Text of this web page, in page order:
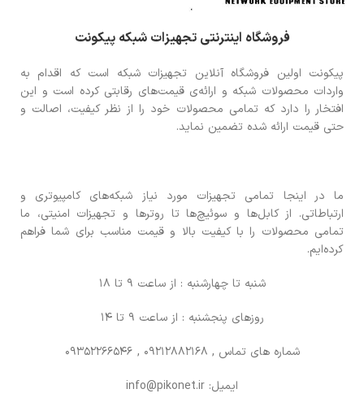
فروشگاه اینترنتی تجهیزات شبکه پیکونت
پیکونت اولین فروشگاه آنلاین تجهیزات شبکه است که اقدام به
واردات محصولات شبکه و ارائه‌ی قیمت‌های رقابتی کرده است و این
افتخار را دارد که تمامی محصولات خود را از نظر کیفیت، اصالت و
حتی قیمت ارائه شده تضمین نماید.
ما در اینجا تمامی تجهیزات مورد نیاز شبکه‌های کامپیوتری و
ارتباطاتی. از کابل‌ها و سوئیچ‌ها تا روترها و تجهیزات امنیتی، ما
تمامی محصولات را با کیفیت بالا و قیمت مناسب برای شما فراهم
کرده‌ایم.
شنبه تا چهارشنبه : از ساعت 9 تا 18
روزهای پنجشنبه : از ساعت 9 تا 14
شماره های تماس , 09212882168 , 09352266546
ایمیل: info@pikonet.ir